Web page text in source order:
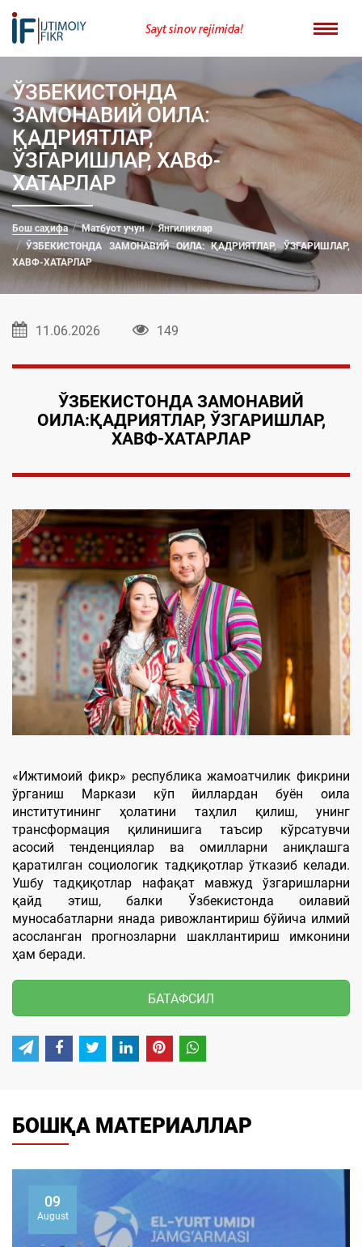
Sayt sinov rejimida!
ЎЗБЕКИСТОНДА
ЗАМОНАВИЙ ОИЛА:
ҚАДРИЯТЛАР,
ЎЗГАРИШЛАР, ХАВФ-
ХАТАРЛАР
Бош саҳифа Матбуот учун
Янгиликлар
ЎЗБЕКИСТОНДА ЗАМОНАВИЙ ОИЛА: ҚАДРИЯТЛАР, ЎЗГАРИШЛАР,
ХАВФ-ХАТАРЛАР
11.06.2026 149
ЎЗБЕКИСТОНДА ЗАМОНАВИЙ
ОИЛА:ҚАДРИЯТЛАР, ЎЗГАРИШЛАР,
ХАВФ-ХАТАРЛАР
«Ижтимоий фикр» республика жамоатчилик фикрини
ўрганиш Маркази кўп йиллардан буён оила
институтининг ҳолатини таҳлил қилиш, унинг
трансформация қилинишига таъсир кўрсатувчи
асосий тенденциялар ва омилларни аниқлашга
қаратилган социологик тадқиқотлар ўтказиб келади.
Ушбу тадқиқотлар нафақат мавжуд ўзгаришларни
қайд этиш, балки Ўзбекистонда оилавий
муносабатларни янада ривожлантириш бўйича илмий
асосланган прогнозларни шакллантириш имконини
ҳам беради.
БАТАФСИЛ
БОШҚА МАТЕРИАЛЛАР
07
August